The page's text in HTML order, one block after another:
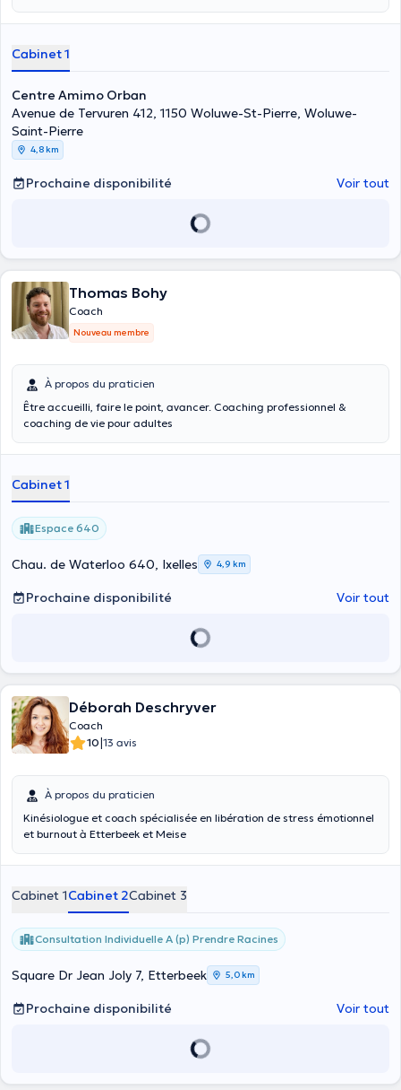
Cabinet 1
Centre Amimo Orban
Avenue de Tervuren 412, 1150 Woluwe-St-Pierre, Woluwe-
Saint-Pierre
4,8 km
Prochaine disponibilité Voir tout
Thomas Bohy
Coach
Nouveau membre
À propos du praticien
Être accueilli, faire le point, avancer. Coaching professionnel &
coaching de vie pour adultes
Cabinet 1
Espace 640
Chau. de Waterloo 640, Ixelles 4,9 km
Prochaine disponibilité Voir tout
Déborah Deschryver
Coach
10|13 avis
À propos du praticien
Kinésiologue et coach spécialisée en libération de stress émotionnel
et burnout à Etterbeek et Meise
Cabinet 1Cabinet 2Cabinet 3
Consultation Individuelle A (p) Prendre Racines
Square Dr Jean Joly 7, Etterbeek 5,0 km
Prochaine disponibilité Voir tout